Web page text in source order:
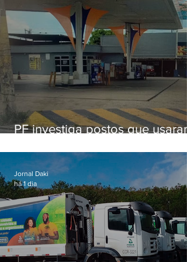
PF investiga postos que usaram
secretário morto em 2020
Jornal Daki
há 1 dia